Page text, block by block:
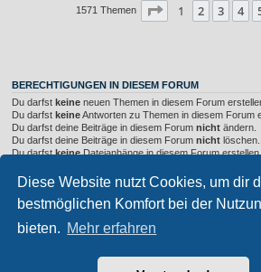
Diese Website nutzt Cookies, um dir
bestmöglichen Komfort bei der
bieten. Mehr erfahren
1571 Themen Seite 1von 63
1 2 3 4
BERECHTIGUNGEN IN DIESEM FORUM
Du darfst keine neuen Themen in diesem Forum
Du darfst keineAntworten zu Themen in diesem Forum
Du darfst deine Beiträge in diesem Forum nicht ändern.
Du darfst deine Beiträge in diesem Forum nicht löschen.
Du darfstkeineDateianhänge in diesem Forum erstellen.
Foren-Übersicht
Privates Forum ©